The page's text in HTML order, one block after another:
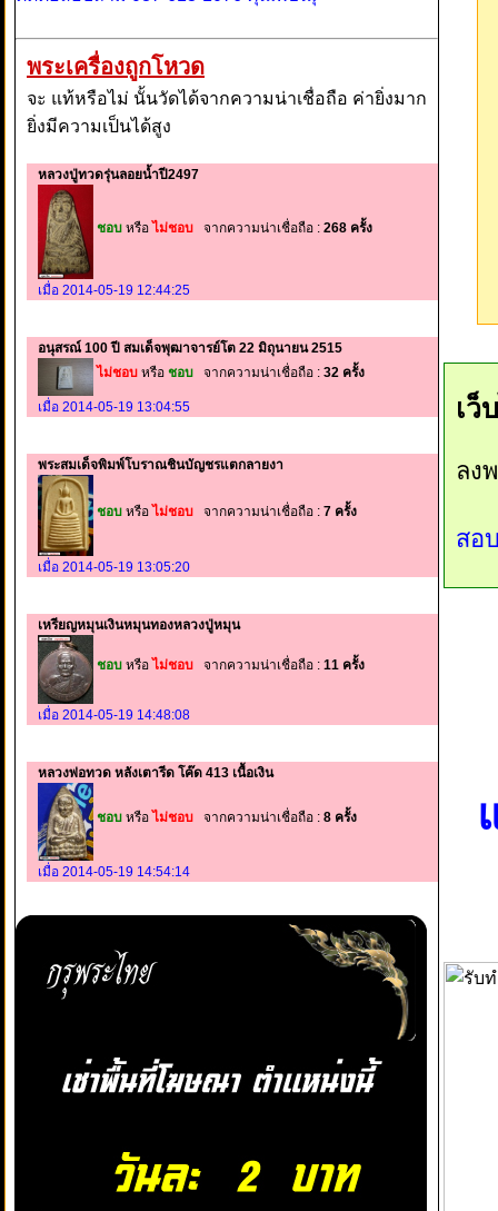
พระเครื่องถูกโหวด
จะ แท้หรือไม่ นั้นวัดได้จากความน่าเชื่อถือ ค่ายิ่งมาก
ยิ่งมีความเป็นได้สูง
หลวงปู่ทวดรุ่นลอยน้ำปี2497
ชอบ หรือไม่ชอบ จากความน่าเชื่อถือ : 268 ครั้ง
เมื่อ 2014-05-19 12:44:25
อนุสรณ์ 100 ปี สมเด็จพุฒาจารย์โต 22 มิถุนายน 2515
ไม่ชอบ หรือ ชอบ จากความน่าเชื่อถือ : 32 ครั้ง
เมื่อ 2014-05-19 13:04:55
พระสมเด็จพิมพ์โบราณชินบัญชรแตกลายงา
ชอบ หรือไม่ชอบ จากความน่าเชื่อถือ : 7 ครั้ง
เมื่อ 2014-05-19 13:05:20
เหรียญหมุนเงินหมุนทองหลวงปู่หมุน
ชอบ หรือ ไม่ชอบ จากความน่าเชื่อถือ : 11 ครั้ง
เมื่อ 2014-05-19 14:48:08
หลวงพ่อทวด หลังเตารีด โค๊ด 413 เนื้อเงิน
ชอบ หรือ ไม่ชอบ จากความน่าเชื่อถือ : 8 ครั้ง
เมื่อ 2014-05-19 14:54:14
เว็
ลง
สอ